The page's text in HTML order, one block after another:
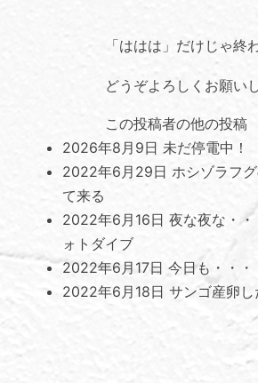
「ははは」だけじゃ終
どうぞよろしくお願い
この投稿者の他の投稿
2026年8月9日 未だ停電中！
2022年6月29日 ホシゾラフ
て来る
2022年6月16日 夜な夜な・
ォトダイブ
2022年6月17日 今日も・・・
2022年6月18日 サンゴ産卵し